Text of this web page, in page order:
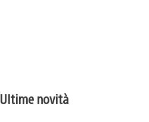
Ultime novità